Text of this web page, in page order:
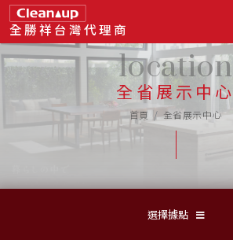
全勝祥台灣代理商
location
全省展示中心
首頁 全省展示中心
選擇據點